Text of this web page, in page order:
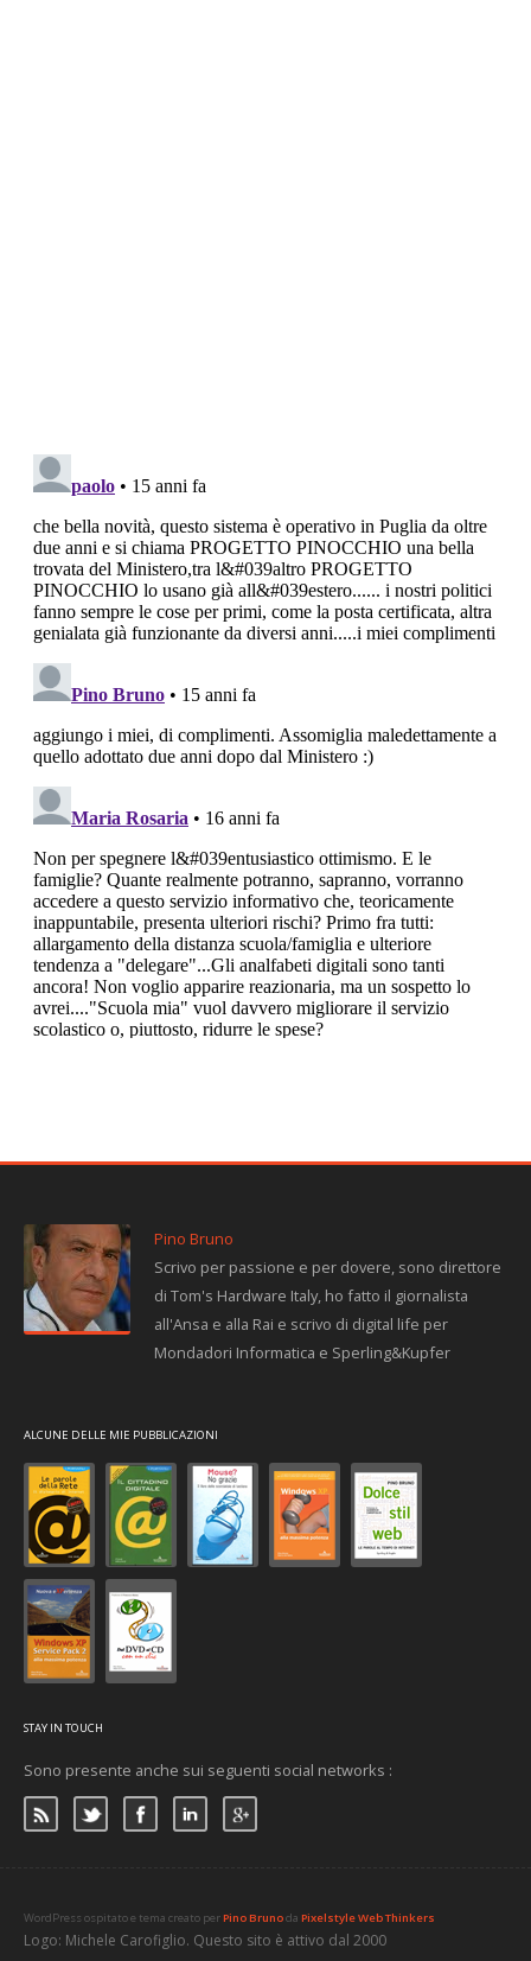
Pino Bruno
Scrivo per passione e per dovere, sono direttore
di Tom's Hardware Italy, ho fatto il giornalista
all'Ansa e alla Rai e scrivo di digital life per
Mondadori Informatica e Sperling&Kupfer
ALCUNE DELLE MIE PUBBLICAZIONI
STAY IN TOUCH
Sono presente anche sui seguenti social networks :
WordPress ospitato e tema creato perPino Brunoda Pixelstyle Web Thinkers
Logo: Michele Carofiglio. Questo sito è attivo dal 2000